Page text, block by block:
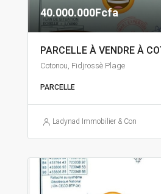
40.000.000Fcfa
Cotonou, Fidjrossè Plage
PARCELLE
Ladynad Immobilier & Construction